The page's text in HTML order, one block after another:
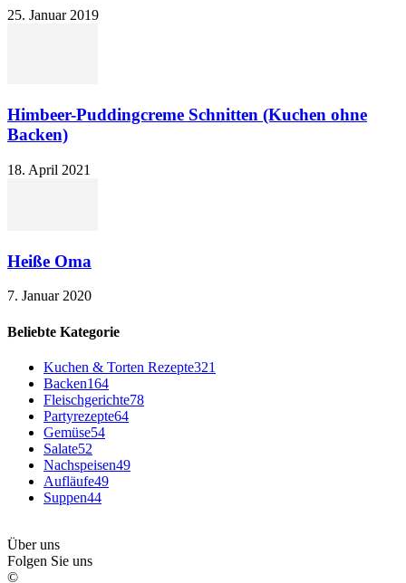
25. Januar 2019
Himbeer-Puddingcreme Schnitten (Kuchen ohne
Backen)
18. April 2021
Heiße Oma
7. Januar 2020
Beliebte Kategorie
Kuchen & Torten Rezepte321
Backen164
Fleischgerichte78
Partyrezepte64
Gemüse54
Salate52
Nachspeisen49
Aufläufe49
Suppen44
Über uns
Folgen Sie uns
©